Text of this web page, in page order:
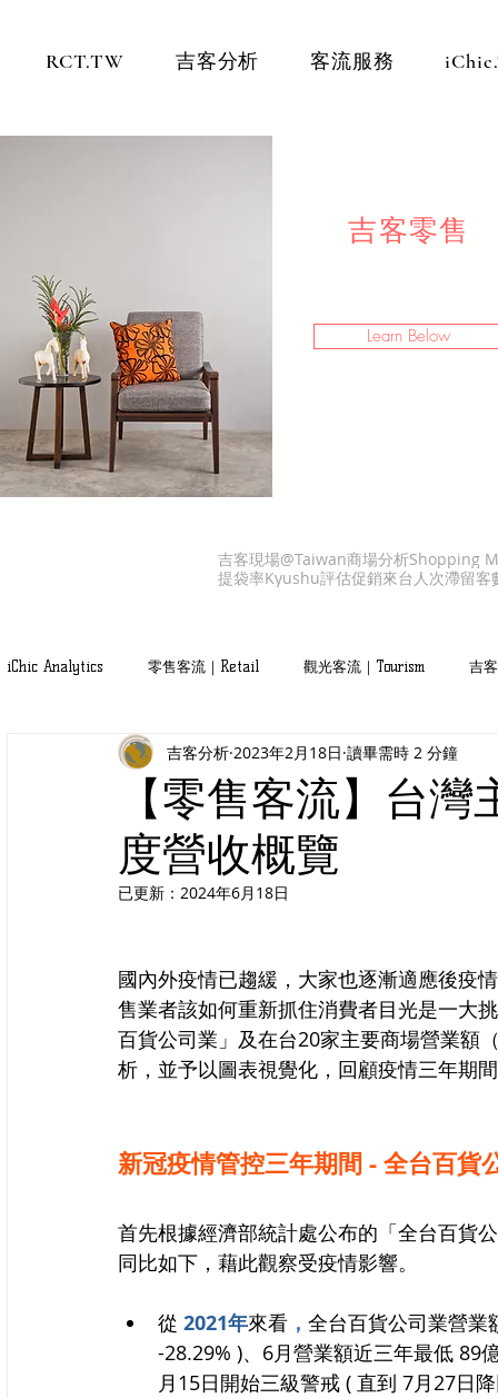
RCT.TW 吉客分析 客流服務
吉客零售
Learn Below
吉客現場@Taiwan商場分析Shopping
提袋率Kyushu評估促銷來台人次滯留客
iChic Analytics 零售客流｜Retail 觀光客流｜Tourism 吉
吉客服務｜iChic Values
【零售客流】台
度營收概覽
吉客分析 2023年2月18日 讀畢需時 2 分鐘
已更新： 2024年6月18日
國內外疫情已趨緩，大家也逐漸適應後疫
售業者該如何重新抓住消費者目光是一大
百貨公司業」及在台20家主要商場營業額
析，並予以圖表視覺化，回顧疫情三年期
新冠疫情管控三年期間 - 全台百貨
首先根據經濟部統計處公布的「全台百貨
同比如下，藉此觀察受疫情影響。
從 2021年來看 ， 全台百貨公司業營
-28.29% )、6月營業額近三年最低 89
月 15日開始三級警戒 ( 直到 7月27日